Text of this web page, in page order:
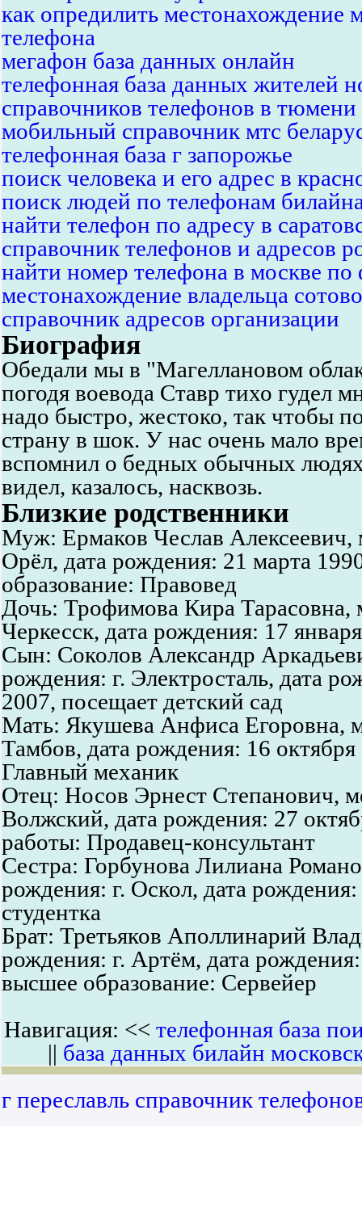
как опредилить местонахождение
телефона
мегафон база данных онлайн
телефонная база данных жителей
справочников телефонов в тюмени
мобильный справочник мтс
телефонная база г запорожье
поиск человека и его адрес в
поиск людей по телефонам
найти телефон по адресу в
справочник телефонов и адресов
найти номер телефона в москве
местонахождение владельца
справочник адресов организации
Биография
Обедали мы в "Магеллановом
погодя воевода Ставр тихо гудел
надо быстро, жестоко, так чтобы
страну в шок. У нас очень мало
вспомнил о бедных обычных
видел, казалось, насквозь.
Близкие родственники
Муж: Ермаков Чеслав Алексеевич,
Орёл, дата рождения: 21 марта
образование: Правовед
Дочь: Трофимова Кира Тарасовна,
Черкесск, дата рождения: 17
Сын: Соколов Александр
рождения: г. Электросталь, дата
2007, посещает детский сад
Мать: Якушева Анфиса Егоровна,
Тамбов, дата рождения: 16
Главный механик
Отец: Носов Эрнест Степанович,
Волжский, дата рождения: 27
работы: Продавец-консультант
Сестра: Горбунова Лилиана
рождения: г. Оскол, дата
студентка
Брат: Третьяков Аполлинарий
рождения: г. Артём, дата
высшее образование: Сервейер
Навигация: <<телефонная база
|| база данных билайн
г переславль справочник